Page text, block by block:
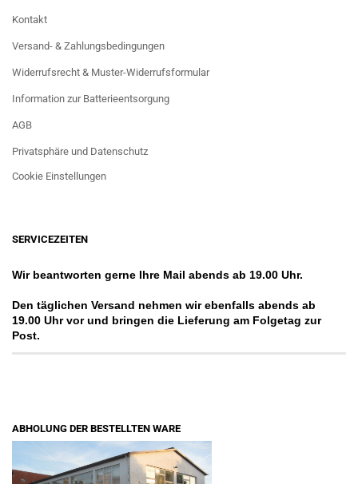
Kontakt
Versand- & Zahlungsbedingungen
Widerrufsrecht & Muster-Widerrufsformular
Information zur Batterieentsorgung
AGB
Privatsphäre und Datenschutz
Cookie Einstellungen
SERVICEZEITEN
Wir beantworten gerne Ihre Mail abends ab 19.00 Uhr.
Den täglichen Versand nehmen wir ebenfalls abends ab
19.00 Uhr vor und bringen die Lieferung am Folgetag zur
Post.
ABHOLUNG DER BESTELLTEN WARE